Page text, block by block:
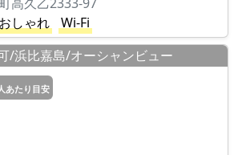
おしゃれ
Wi-Fi
/浜比嘉島/オーシャンビュー
あたり目安